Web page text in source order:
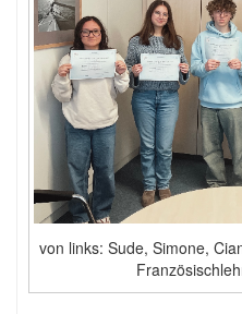
von links: Sude, Simone,